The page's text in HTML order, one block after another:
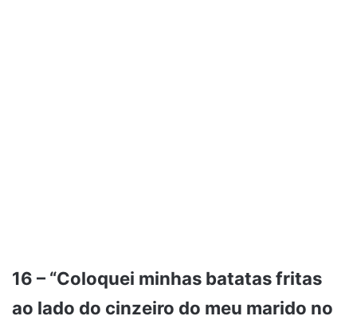
16 – “Coloquei minhas batatas fritas
ao lado do cinzeiro do meu marido no